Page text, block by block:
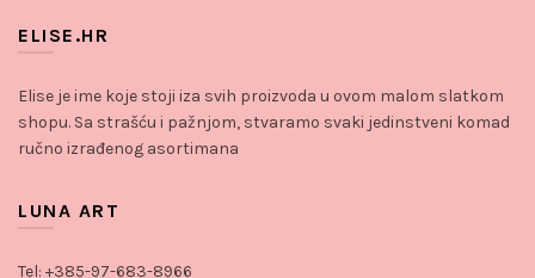
ELISE.HR
Elise je ime koje stoji iza svih proizvoda u ovom malom slatkom
shopu. Sa strašću i pažnjom, stvaramo svaki jedinstveni komad
ručno izrađenog asortimana
LUNA ART
Tel: +385-97-683-8966